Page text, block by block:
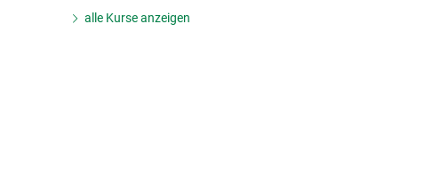
alle Kurse anzeigen